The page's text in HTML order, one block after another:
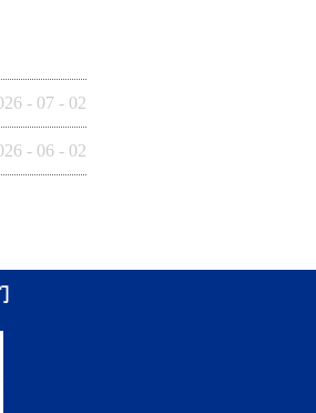
- 07 - 02
- 06 - 02